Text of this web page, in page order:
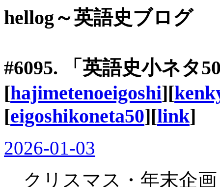
hellog～英語史ブログ
#6095. 「英語史小ネタ
[hajimetenoeigoshi][
[eigoshikoneta50][link]
2026-01-03
クリスマス・年末企画